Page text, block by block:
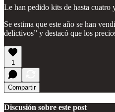
Le han pedido kits de hasta cuatro
Se estima que este año se han
delictivos” y destacó que los
1
Compartir
Discusión sobre este post